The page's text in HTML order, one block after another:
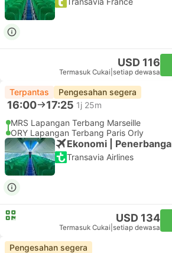
USD 116
Termasuk Cukai setiap dewasa
Terpantas Pengesahan segera
16:00 17:25 1j 25m
MRS Lapangan Terbang Marseille
ORY Lapangan Terbang Paris Orly
Ekonomi |
Transavia Airlines
USD 134
Termasuk Cukai setiap dewasa
Pengesahan segera